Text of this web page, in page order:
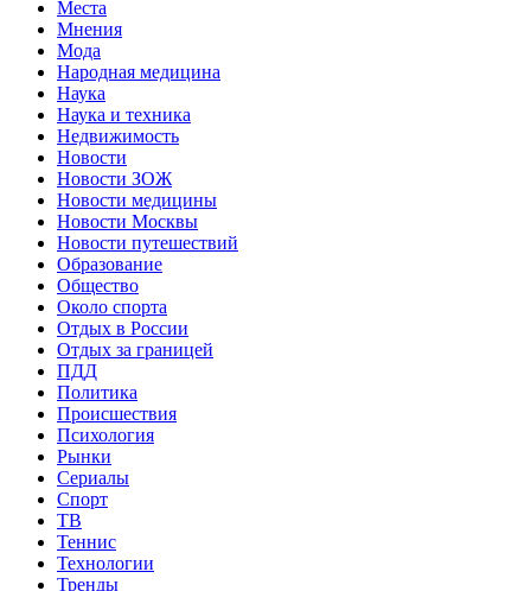
Места
Мнения
Мода
Народная медицина
Наука
Наука и техника
Недвижимость
Новости
Новости ЗОЖ
Новости медицины
Новости Москвы
Новости путешествий
Образование
Общество
Около спорта
Отдых в России
Отдых за границей
ПДД
Политика
Происшествия
Психология
Рынки
Сериалы
Спорт
ТВ
Теннис
Технологии
Тренды